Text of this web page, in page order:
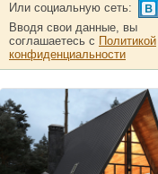
Или социальную сеть:
Вводя свои данные, вы
соглашаетесь с Политикой
конфиденциальности